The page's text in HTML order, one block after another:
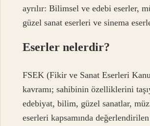
ayrılır: Bilimsel ve edebi eserler,
güzel sanat eserleri ve sinema
Eserler nelerdir?
FSEK (Fikir ve Sanat Eserleri
kavramı; sahibinin özelliklerini
edebiyat, bilim, güzel sanatlar,
eserleri kapsamında